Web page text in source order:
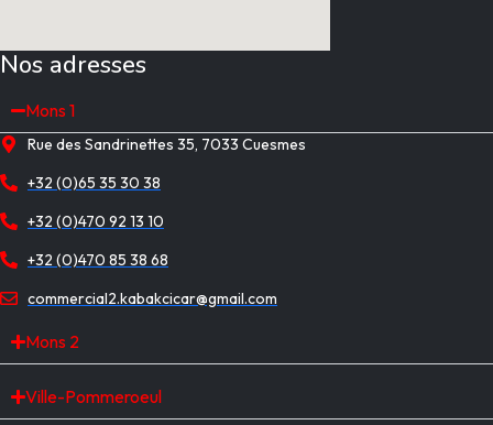
Nos adresses
Mons 1
Rue des Sandrinettes 35, 7033 Cuesmes
+32 (0)65 35 30 38
+32 (0)470 92 13 10
+32 (0)470 85 38 68
commercial2.kabakcicar@gmail.com
Mons 2
Ville-Pommeroeul